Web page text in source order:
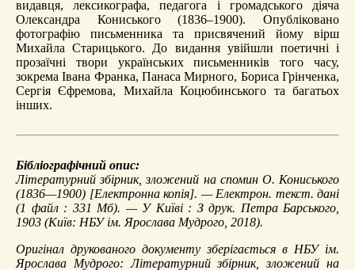
видавця, лексикографа, педагога і громадського діяча
Олександра Кониського (1836–1900). Опубліковано
фотографію письменника та присвячений йому вірш
Михайла Старицького. До видання увійшли поетичні і
прозаїчні твори українських письменників того часу,
зокрема Івана Франка, Панаса Мирного, Бориса Грінченка,
Сергія Єфремова, Михайла Коцюбинського та багатьох
інших.
Бібліографічний опис:
Літературний збірник, зложений на спомин О. Кониського
(1836—1900) [Електронна копія]. — Електрон. текст. дані
(1 файл : 331 Мб). — У Київі : З друк. Петра Барського,
1903 (Київ: НБУ ім. Ярослава Мудрого, 2018).
Оригінал друкованого документу зберігається в НБУ ім.
Ярослава Мудрого: Літературний збірник, зложений на